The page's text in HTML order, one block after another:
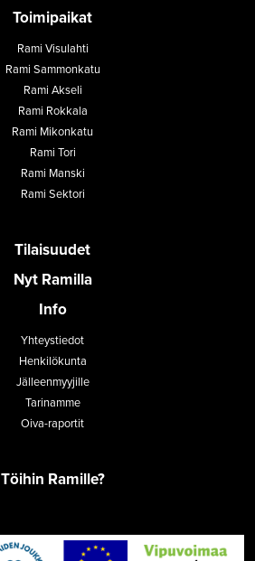
Toimipaikat
Rami Visulahti
Rami Sammonkatu
Rami Akseli
Rami Rokkala
Rami Mikonkatu
Rami Tori
Rami Manski
Rami Sektori
Tilaisuudet
Nyt Ramilla
Info
Yhteystiedot
Henkilökunta
Jälleenmyyjille
Tarinamme
Oiva-raportit
Töihin Ramille?